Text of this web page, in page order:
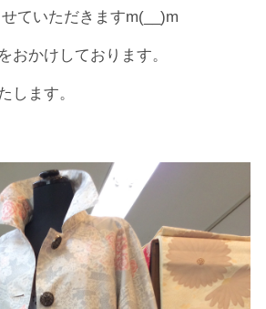
ていただきますm(__)m
おかけしております。
します。